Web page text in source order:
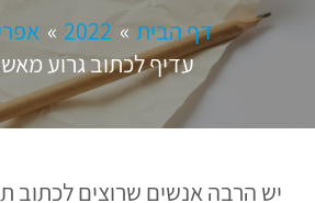
דף הבית
2022
עדיף לכתוב גרוע
יש הרבה אנשים שרוצים לכתוב